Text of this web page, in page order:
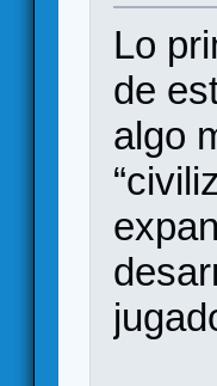
Lo
de
algo